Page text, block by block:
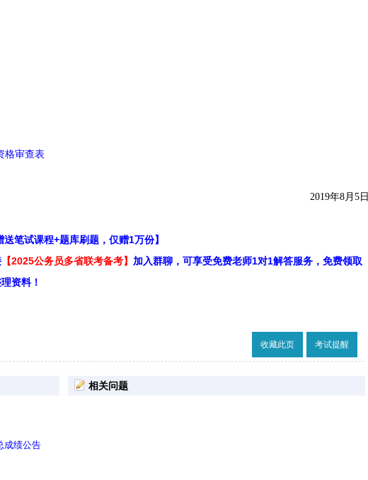
格审查表
2019年8月5日
送笔试课程+题库刷题，仅赠1万份】
【2025公务员多省联考备考】 加入群聊，可享受免费老师1对1解答服务，免费领取
资料！
收藏此页 考试提醒
成绩公告
相关问题